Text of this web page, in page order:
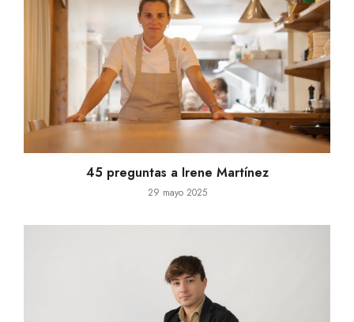
45 preguntas a Irene Martínez
29 mayo 2025